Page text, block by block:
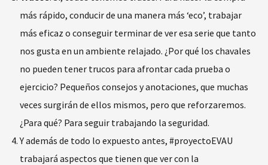
más rápido, conducir de una manera más ‘eco’, trabajar
más eficaz o conseguir terminar de ver esa serie que tanto
nos gusta en un ambiente relajado. ¿Por qué los chavales
no pueden tener trucos para afrontar cada prueba o
ejercicio? Pequeños consejos y anotaciones, que muchas
veces surgirán de ellos mismos, pero que reforzaremos.
¿Para qué? Para seguir trabajando la seguridad.
Y además de todo lo expuesto antes, #proyectoEVAU
trabajará aspectos que tienen que ver con la